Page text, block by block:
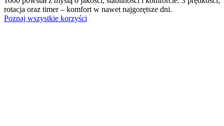
rotacja oraz timer – komfort w nawet najgorętsze dni.
Poznaj wszystkie korzyści